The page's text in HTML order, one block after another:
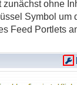
zunächst ohne
Symbol um
Feed Portlets